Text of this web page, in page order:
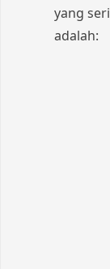
yang
adalah: